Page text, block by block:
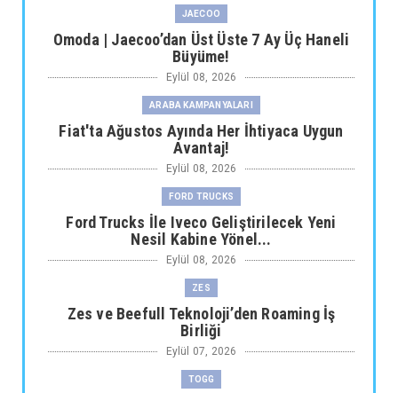
JAECOO
Omoda | Jaecoo’dan Üst Üste 7 Ay Üç Haneli
Büyüme!
Eylül 08, 2026
ARABA KAMPANYALARI
Fiat'ta Ağustos Ayında Her İhtiyaca Uygun
Avantaj!
Eylül 08, 2026
FORD TRUCKS
Ford Trucks İle Iveco Geliştirilecek Yeni
Nesil Kabine Yönel...
Eylül 08, 2026
ZES
Zes ve Beefull Teknoloji’den Roaming İş
Birliği
Eylül 07, 2026
TOGG